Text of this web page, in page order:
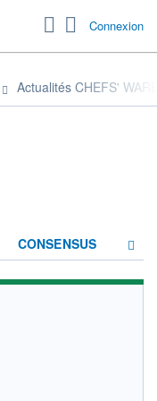
Connexion
Actualités CHEFS'
CONSENSUS